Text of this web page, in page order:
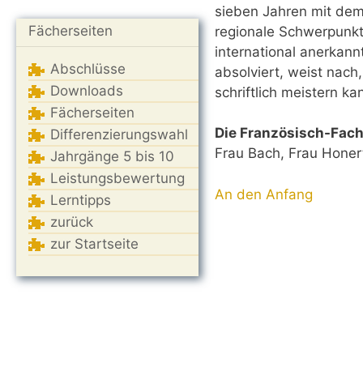
Fächerseiten
Abschlüsse
Downloads
Fächerseiten
Differenzierungswahl
Jahrgänge 5 bis 10
Leistungsbewertung
Lerntipps
zurück
zur Startseite
sieben Jahren mit
regionale
international
absolviert, weist
schriftlich meistern
Die Französisch-
Frau Bach, Frau
An den Anfang